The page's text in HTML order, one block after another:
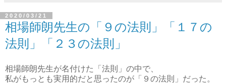
2020/03/21
相場師朗先生の「９の法則」「１７の
法則」「２３の法則」
相場師朗先生が名付けた「法則」の中で、
私がもっとも実用的だと思ったのが「９の法則」だった。